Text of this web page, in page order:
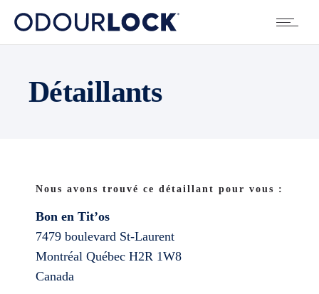
Détaillants
Nous avons trouvé ce détaillant pour vous :
Bon en Tit’os
7479 boulevard St-Laurent
Montréal Québec H2R 1W8
Canada